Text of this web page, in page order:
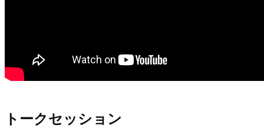
トークセッション